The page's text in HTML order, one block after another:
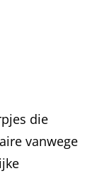
die
vanwege